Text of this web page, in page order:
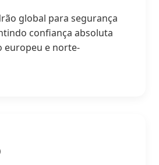
global para segurança
confiança absoluta
europeu e norte-